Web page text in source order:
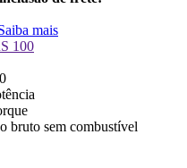
mais
100
bruto sem combustível